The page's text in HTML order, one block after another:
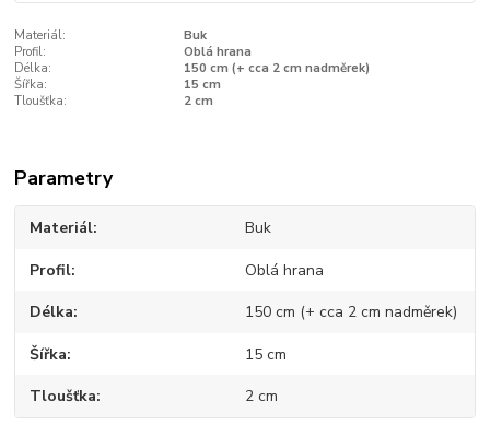
Materiál:
Buk
Profil:
Oblá hrana
Délka:
150 cm (+ cca 2 cm nadměrek)
Šířka:
15 cm
Tloušťka:
2 cm
Parametry
Materiál Buk
Profil Oblá hrana
Délka 150 cm (+ cca 2 cm nadměrek)
Šířka 15 cm
Tloušťka 2 cm